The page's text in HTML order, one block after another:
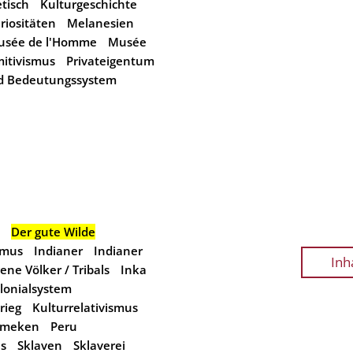
Kulturgeschichte
Melanesien
de l'Homme
Musée
Privateigentum
Bedeutungssystem
Der gute Wilde
Indianer
Indianer
Völker / Tribals
Inka
Kulturrelativismus
Peru
Sklaven Sklaverei